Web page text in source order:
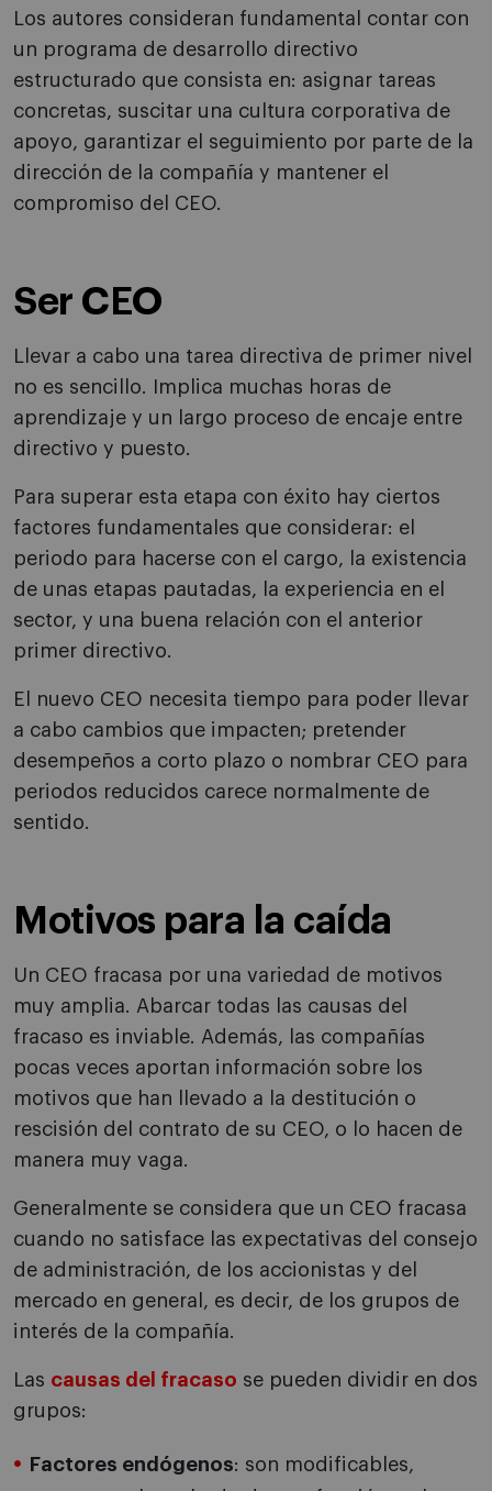
Los autores consideran fundamental contar con
un programa de desarrollo directivo
estructurado que consista en: asignar tareas
concretas, suscitar una cultura corporativa de
apoyo, garantizar el seguimiento por parte de la
dirección de la compañía y mantener el
compromiso del CEO.
Ser CEO
Llevar a cabo una tarea directiva de primer nivel
no es sencillo. Implica muchas horas de
aprendizaje y un largo proceso de encaje entre
directivo y puesto.
Para superar esta etapa con éxito hay ciertos
factores fundamentales que considerar: el
periodo para hacerse con el cargo, la existencia
de unas etapas pautadas, la experiencia en el
sector, y una buena relación con el anterior
primer directivo.
El nuevo CEO necesita tiempo para poder llevar
a cabo cambios que impacten; pretender
desempeños a corto plazo o nombrar CEO para
periodos reducidos carece normalmente de
sentido.
Motivos para la caída
Un CEO fracasa por una variedad de motivos
muy amplia. Abarcar todas las causas del
fracaso es inviable. Además, las compañías
pocas veces aportan información sobre los
motivos que han llevado a la destitución o
rescisión del contrato de su CEO, o lo hacen de
manera muy vaga.
Generalmente se considera que un CEO fracasa
cuando no satisface las expectativas del consejo
de administración, de los accionistas y del
mercado en general, es decir, de los grupos de
interés de la compañía.
Las causas del fracaso se pueden dividir en dos
grupos:
Factores endógenos: son modificables,